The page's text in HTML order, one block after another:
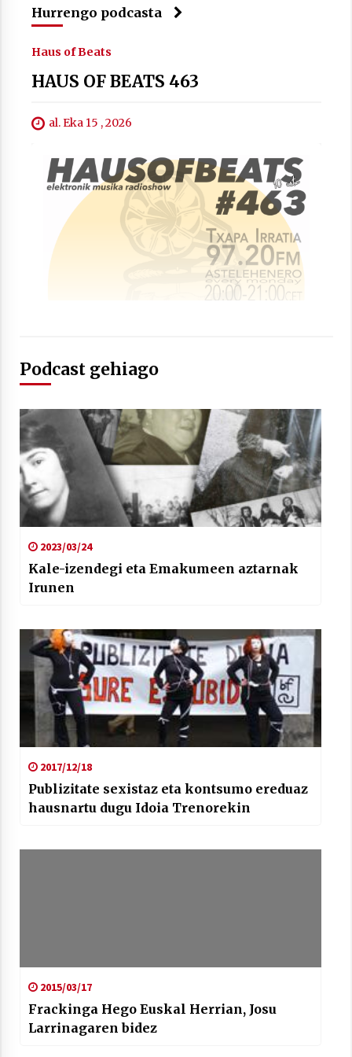
Berria egunkarian elkarrizketa
Arrosaren 20 urteez
Arrosaren 20 urteez
2021/07/03
Zebrabidearen denboraldi amaiera
Arrosaren laburpen bideoa Hamaika
Telebistaren eskutik
2021/06/30
Hurrengo podcasta
Haus of Beats
HAUS OF BEATS 463
al. Eka 15 , 2026
Podcast gehiago
2023/03/24
Kale-izendegi eta Emakumeen aztarnak
Irunen
2017/12/18
Publizitate sexistaz eta kontsumo ereduaz
hausnartu dugu Idoia Trenorekin
2015/03/17
Frackinga Hego Euskal Herrian, Josu
Larrinagaren bidez